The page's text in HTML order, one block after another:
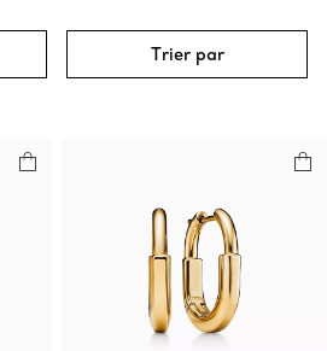
Trier par